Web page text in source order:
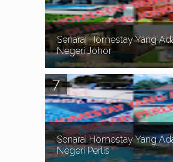
sebuah rumah mewah Corner Lot 2
tidur dan ...
Senarai Homestay Yang
Negeri Johor
Assalamualaikum dan Salam
post sebelum ni kita telah pergi ke
Senarai Homestay Yang Ada Pool Di
Senarai Homestay Yang
Negeri Perlis